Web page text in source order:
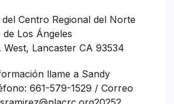
Centro Regional del Norte
de Los Ángeles
West, Lancaster CA 93534
llame a Sandy
661-579-1529 / Correo